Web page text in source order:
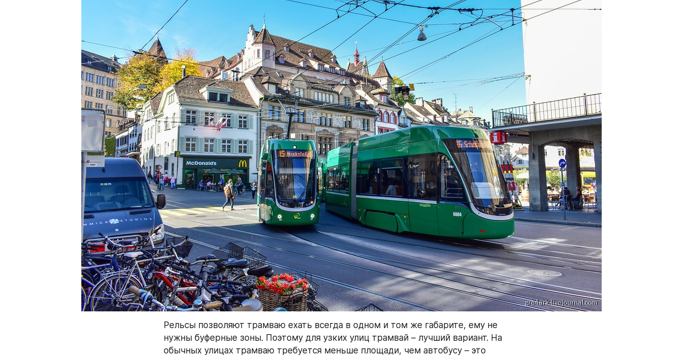
Рельсы позволяют трамваю ехать всегда в одном и том же габарите, ему не
нужны буферные зоны. Поэтому для узких улиц трамвай – лучший вариант. На
обычных улицах трамваю требуется меньше площади, чем автобусу – это